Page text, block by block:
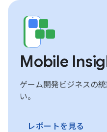
Mobile
ゲーム開発ビジネスの
い。
レポートを見る